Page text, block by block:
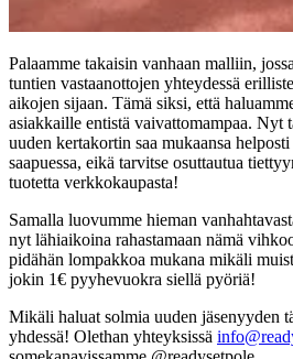
Palaamme takaisin vanhaan malliin,
tuntien vastaanottojen yhteydessä
aikojen sijaan. Tämä siksi, että
asiakkaille entistä vaivattomampaa. Nyt
uuden kertakortin saa mukaansa
saapuessa, eikä tarvitse osuttautua
tuotetta verkkokaupasta!
Samalla luovumme hieman
nyt lähiaikoina rahastamaan nämä
pidähän lompakkoa mukana mikäli
jokin 1€ pyyhevuokra siellä pyöriä!
Mikäli haluat solmia uuden jäsenyyden
yhdessä! Olethan yhteyksissä